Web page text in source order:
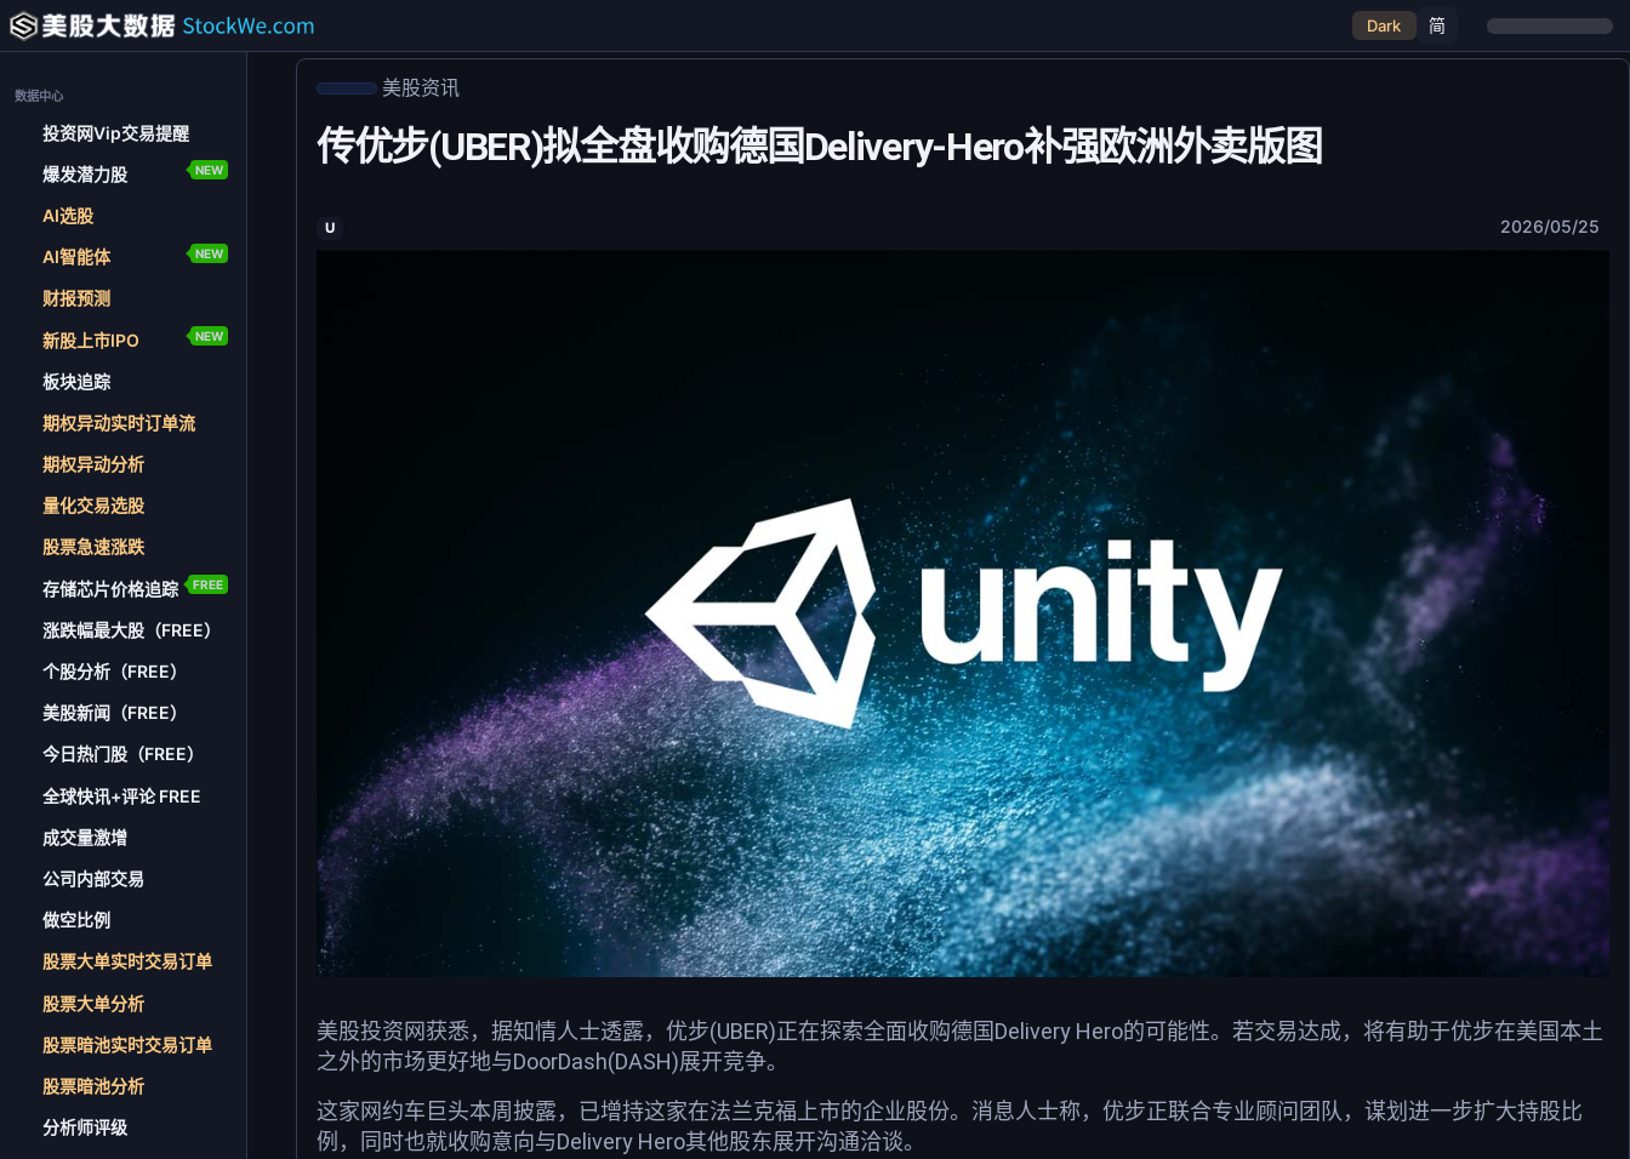
数据中心
投资网Vip交易提醒
爆发潜力股 NEW
AI选股
AI智能体 NEW
财报预测
新股上市IPO NEW
板块追踪
期权异动实时订单流
期权异动分析
量化交易选股
股票急速涨跌
存储芯片价格追踪 FREE
涨跌幅最大股（FREE）
个股分析（FREE）
美股新闻（FREE）
今日热门股（FREE）
全球快讯+评论 FREE
成交量激增
公司内部交易
做空比例
股票大单实时交易订单
股票大单分析
股票暗池实时交易订单
股票暗池分析
分析师评级
Dark 简
美股资讯
传优步(UBER)拟全盘收购德国Delivery-Hero补强欧洲外卖版图
U 2026/05/25
美股投资网获悉，据知情人士透露，优步(UBER)正在探索全面收购德国Delivery Hero的可能性。若交易达成，将有助于优步在美国本土
之外的市场更好地与DoorDash(DASH)展开竞争。
这家网约车巨头本周披露，已增持这家在法兰克福上市的企业股份。消息人士称，优步正联合专业顾问团队，谋划进一步扩大持股比
例，同时也就收购意向与Delivery Hero其他股东展开沟通洽谈。